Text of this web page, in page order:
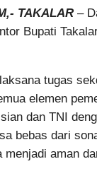
TAKALAR –
Bupati
tugas
elemen
dan TNI
bebas dari
aman